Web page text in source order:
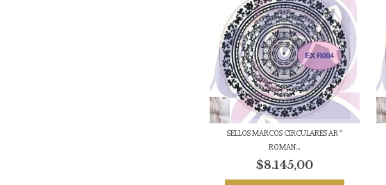
SELLOS MARCOS CIRCULARES AR "
ROMAN...
$8.145,00